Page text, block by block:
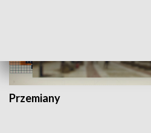
Przemiany